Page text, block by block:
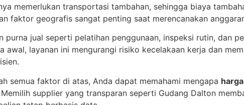
memerlukan transportasi tambahan, sehingga biaya
faktor geografis sangat penting saat merencanakan
purna jual seperti pelatihan penggunaan, inspeksi rutin, dan
awal, layanan ini mengurangi risiko kecelakaan kerja dan
semua faktor di atas, Anda dapat memahami mengapa
supplier yang transparan seperti Gudang Dalton